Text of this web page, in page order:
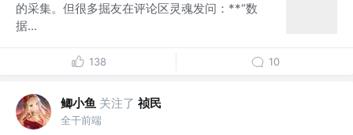
的采集。但很多掘友在评论区灵魂发问：**“数
据...
138 10
鲫小鱼 关注了 祯民
全干前端